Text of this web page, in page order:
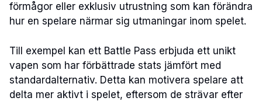
förmågor eller exklusiv utrustning som kan förändra
hur en spelare närmar sig utmaningar inom spelet.
Till exempel kan ett Battle Pass erbjuda ett unikt
vapen som har förbättrade stats jämfört med
standardalternativ. Detta kan motivera spelare att
delta mer aktivt i spelet, eftersom de strävar efter